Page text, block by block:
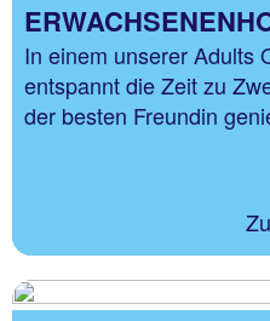
In einem unserer Adults
entspannt die Zeit zu
der besten Freundin